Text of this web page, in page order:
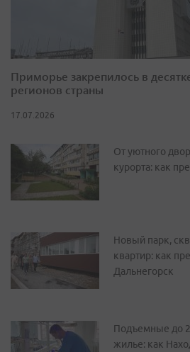
Приморье закрепилось в
регионов страны
17.07.2026
От уютного
курорта: как
Новый парк,
квартир: как
Дальнегорск
Подъемные до
жилье: как